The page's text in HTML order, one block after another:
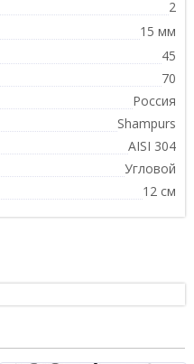
2
15 мм
45
70
Россия
Shampurs
AISI 304
Угловой
12 см